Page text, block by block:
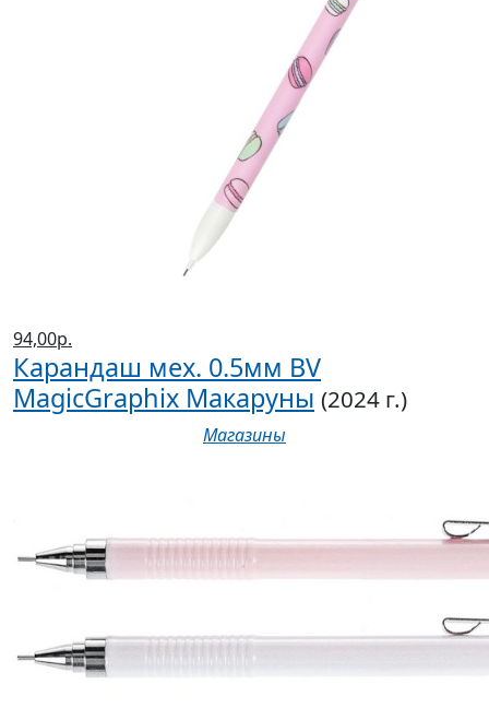
94,00р.
Карандаш мех. 0.5мм BV
MagicGraphix Макаруны (2024 г.)
Магазины